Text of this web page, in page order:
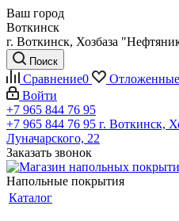
Ваш город
Воткинск
г. Воткинск, Хозбаза
Поиск
Сравнение0 Отложенные
Войти
+7 965 844 76 95
+7 965 844 76 95 г. Воткинск,
Луначарского, 22
Заказать звонок
Напольные покрытия
Каталог